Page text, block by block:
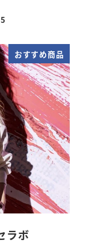
おすすめ商品
ラボ